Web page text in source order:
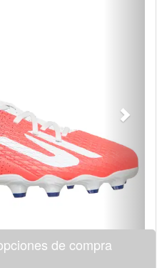
de compra